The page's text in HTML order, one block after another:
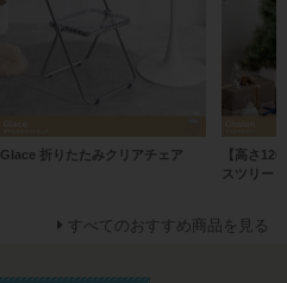
Glace 折りたたみクリアチェア
【高さ
スツリー
すべてのおすすめ商品を見る